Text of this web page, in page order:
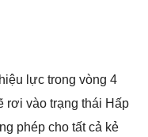
lực trong vòng 4
rơi vào trạng thái Hấp
phép cho tất cả kẻ